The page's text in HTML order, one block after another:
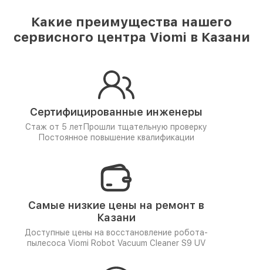
Какие преимущества нашего
сервисного центра Viomi в Казани
Сертифицированные инженеры
Стаж от 5 лет Прошли тщательную проверку
Постоянное повышение квалификации
Самые низкие цены на ремонт в
Казани
Доступные цены на восстановление робота-
пылесоса Viomi Robot Vacuum Cleaner S9 UV